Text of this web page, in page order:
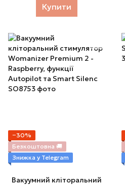
підігрів до 38 °C
Купити
−30%
Безкоштовна 🚚
Знижка у Telegram
Вакуумний кліторальний